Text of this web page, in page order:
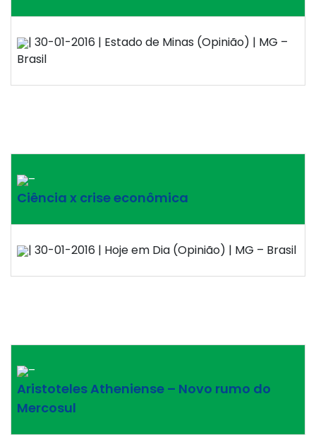
| 30-01-2016 | Estado de Minas (Opinião) | MG –
Brasil
–
Ciência x crise econômica
| 30-01-2016 | Hoje em Dia (Opinião) | MG – Brasil
–
Aristoteles Atheniense – Novo rumo do
Mercosul